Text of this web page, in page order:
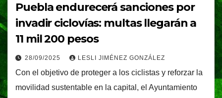
Puebla endurecerá sanciones por
invadir ciclovías: multas llegarán a
11 mil 200 pesos
28/09/2025 LESLI JIMÉNEZ GONZÁLEZ
Con el objetivo de proteger a los ciclistas y reforzar la
movilidad sustentable en la capital, el Ayuntamiento